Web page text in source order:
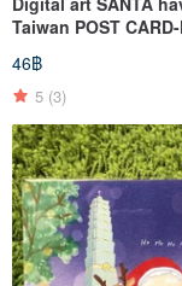
Taiwan POST
46฿
5 (3)